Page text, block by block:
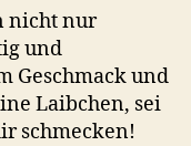
–
Kärntner
Faschierte
Laibchen
mit
Erdäpfelpüree
nicht nur
und
Geschmack und
Laibchen, sei
schmecken!